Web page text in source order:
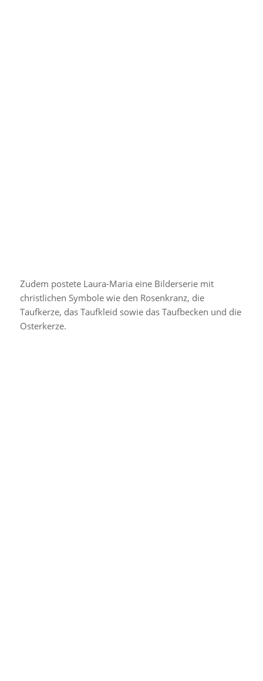
Zudem postete Laura-Maria eine Bilderserie mit
christlichen Symbole wie den Rosenkranz, die
Taufkerze, das Taufkleid sowie das Taufbecken und die
Osterkerze.